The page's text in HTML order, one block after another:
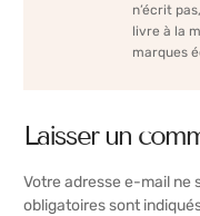
n’écrit
livre à la
marques
Laisser un
Votre adresse e-mail ne
obligatoires sont